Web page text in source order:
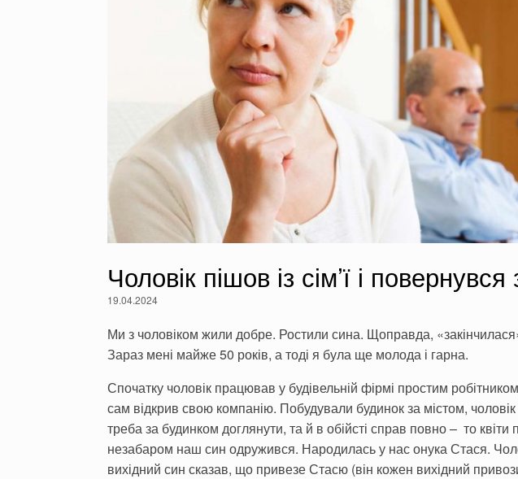
Чоловік пішов із сім’ї і
19.04.2024
Ми з чоловіком жили добре. Ростили сина. Щоправда,
Зараз мені майже 50 років, а тоді я була ще молода і гарна.
Спочатку чоловік працював у будівельній фірмі простим
сам відкрив свою компанію. Побудували будинок за містом,
треба за будинком доглянути, та й в обійсті справ повно – то
незабаром наш син одружився. Народилась у нас онука Стася.
вихідний син сказав, що привезе Стасю (він кожен вихідний